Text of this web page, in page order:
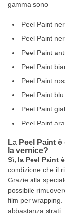
gamma sono:
Peel Paint
Peel Paint
Peel Paint
Peel Paint
Peel Paint
Peel Paint blu
Peel Paint
Peel Paint
La Peel Paint
la vernice?
Sì, la Peel Paint
condizione che il
Grazie alla
possibile
film per wrapping.
abbastanza strati.